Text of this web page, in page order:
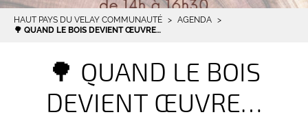
HAUT PAYS DU VELAY COMMUNAUTÉ
AGENDA
🌳 QUAND LE BOIS DEVIENT ŒUVRE…
🌳 QUAND LE BOIS
DEVIENT ŒUVRE…